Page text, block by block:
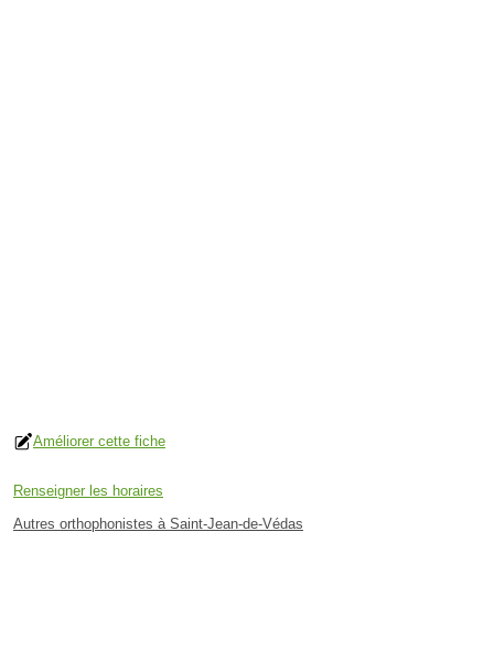
Améliorer cette fiche
Renseigner les horaires
Autres orthophonistes à Saint-Jean-de-Védas